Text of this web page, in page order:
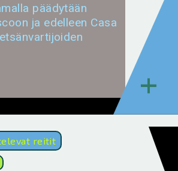
päädytään
ja edelleen Casa
+
reitit